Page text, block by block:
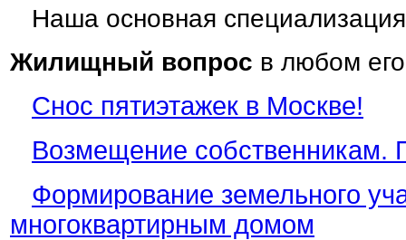
Наша основная
Жилищный вопрос в любом
Снос пятиэтажек в Москве!
Возмещение собственникам.
Формирование земельного
многоквартирным домом